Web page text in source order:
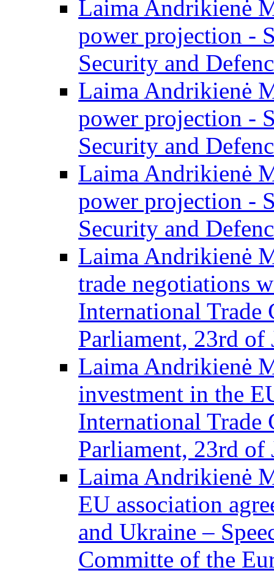
Laima Andrikienė
power projection -
Security and
Laima Andrikienė
power projection -
Security and
Laima Andrikienė
power projection -
Security and
Laima Andrikienė
trade negotiations
International Trade
Parliament, 23rd of
Laima Andrikienė
investment in the
International Trade
Parliament, 23rd of
Laima Andrikienė
EU association
and Ukraine –
Committe of the